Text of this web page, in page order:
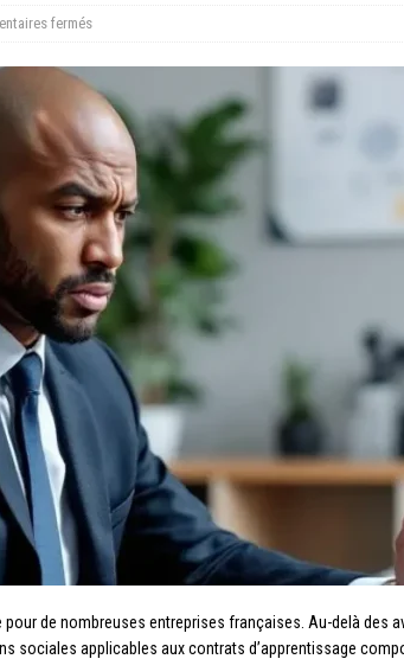
fermés
pour de nombreuses entreprises françaises. Au-delà
sociales applicables aux contrats d’apprentissage